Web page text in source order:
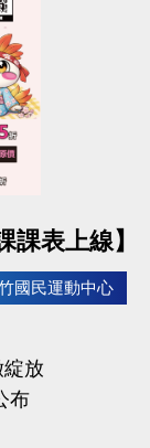
pageID/1/
表上線】
國民運動中心
放
布